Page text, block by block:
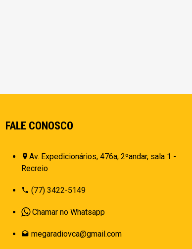
FALE CONOSCO
Av. Expedicionários, 476a, 2ºandar, sala 1 -
Recreio
(77) 3422-5149
Chamar no Whatsapp
megaradiovca@gmail.com